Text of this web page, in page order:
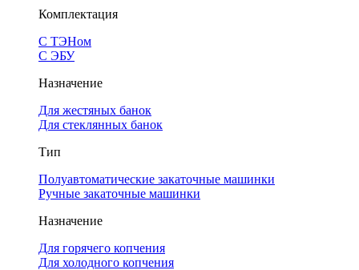
Комплектация
С ТЭНом
С ЭБУ
Назначение
Для жестяных банок
Для стеклянных банок
Тип
Полуавтоматические закаточные машинки
Ручные закаточные машинки
Назначение
Для горячего копчения
Для холодного копчения